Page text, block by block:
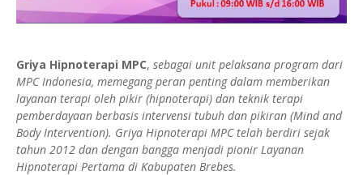
Griya Hipnoterapi MPC, sebagai unit pelaksana program dari
MPC Indonesia, memegang peran penting dalam memberikan
layanan terapi oleh pikir (hipnoterapi) dan teknik terapi
pemberdayaan berbasis intervensi tubuh dan pikiran (Mind and
Body Intervention). Griya Hipnoterapi MPC telah berdiri sejak
tahun 2012 dan dengan bangga menjadi pionir Layanan
Hipnoterapi Pertama di Kabupaten Brebes.